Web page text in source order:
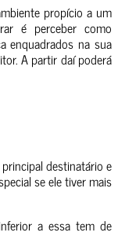
propício a um
é perceber como
enquadrados na sua
A partir daí poderá
destinatário e
se ele tiver mais
a essa tem de